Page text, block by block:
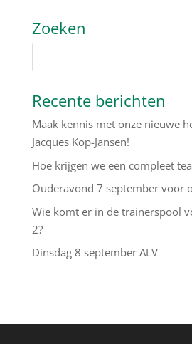
Zoeken
Recente berichten
Maak kennis met onze nieuwe
Jacques Kop-Jansen!
Hoe krijgen we een compleet
Ouderavond 7 september voor
Wie komt er in de trainerspool
2?
Dinsdag 8 september ALV